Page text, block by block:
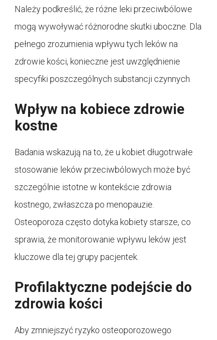
Należy podkreślić, że różne leki przeciwbólowe
mogą wywoływać różnorodne skutki uboczne. Dla
pełnego zrozumienia wpływu tych leków na
zdrowie kości, konieczne jest uwzględnienie
specyfiki poszczególnych substancji czynnych.
Wpływ na kobiece zdrowie
kostne
Badania wskazują na to, że u kobiet długotrwałe
stosowanie leków przeciwbólowych może być
szczególnie istotne w kontekście zdrowia
kostnego, zwłaszcza po menopauzie.
Osteoporoza często dotyka kobiety starsze, co
sprawia, że monitorowanie wpływu leków jest
kluczowe dla tej grupy pacjentek.
Profilaktyczne podejście do
zdrowia kości
Aby zmniejszyć ryzyko osteoporozowego